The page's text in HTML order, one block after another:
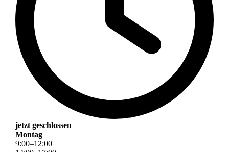
jetzt geschlossen
Montag
9:00–12:00